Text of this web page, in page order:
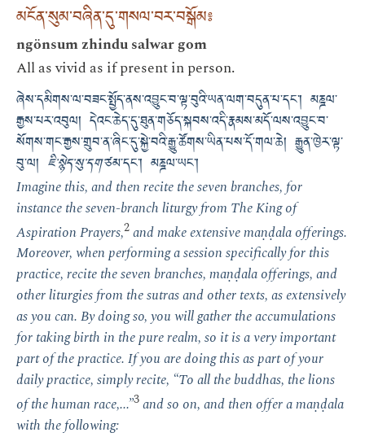
མངོན་སུམ་བཞིན་དུ་གསལ་བར་བསྒོམ༔
ngönsum zhindu salwar gom
All as vivid as if present in person.
ཞེས་དམིགས་ལ་བཟང་སྤྱོད་ནས་འབྱུང་བ་ལྟ་བུའི་ཡན་ལག་བདུན་པ་དང༌། མཎྜལ་
རྒྱས་པར་འབུལ། དེའང་ཆེད་དུ་ཐུན་གཅོད་སྐབས་འདི་རྣམས་མདོ་ལས་འབྱུང་བ་
སོགས་གང་རྒྱས་གྲུབ་ན་ཞིང་དུ་སྐྱེ་བའི་རྒྱུ་ཚོགས་ཡིན་པས་དོ་གལ་ཆེ། རྒྱུན་ཁྱེར་ལྟ་
བུ་ལ། ཇི་སྙེད་སུ་དག་ཙམ་དང༌། མཎྜལ་ཡང༌།
Imagine this, and then recite the seven branches, for
instance the seven-branch liturgy fromThe King of
Aspiration Prayers,2and make extensive maṇḍala offerings.
Moreover, when performing a session specifically for this
practice, recite the seven branches, maṇḍala offerings, and
other liturgies from the sutras and other texts, as extensively
as you can. By doing so, you will gather the accumulations
for taking birth in the pure realm, so it is a very important
part of the practice. If you are doing this as part of your
daily practice, simply recite, “To all the buddhas, the lions
of the human race,...”3and so on, and then offer a maṇḍala
with the following: